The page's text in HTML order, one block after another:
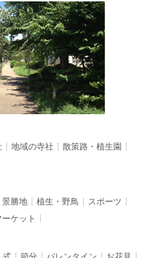
地域の寺社
散策路・植生園
景勝地 植生・野鳥
スポーツ
ケット